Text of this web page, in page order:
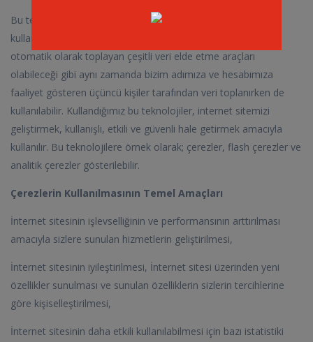
Bu teknolojiler, internet sitemizi her ziyaretinizde erişim ve
kullanımınızı gösteren bilgileri internet sitemiz tarafından
otomatik olarak toplayan çeşitli veri elde etme araçları
olabileceği gibi aynı zamanda bizim adımıza ve hesabımıza
faaliyet gösteren üçüncü kişiler tarafından veri toplanırken de
kullanılabilir. Kullandığımız bu teknolojiler, internet sitemizi
geliştirmek, kullanışlı, etkili ve güvenli hale getirmek amacıyla
kullanılır. Bu teknolojilere örnek olarak; çerezler, flash çerezler ve
analitik çerezler gösterilebilir.
Çerezlerin Kullanılmasının Temel Amaçları
İnternet sitesinin işlevselliğinin ve performansının arttırılması
amacıyla sizlere sunulan hizmetlerin geliştirilmesi,
İnternet sitesinin iyileştirilmesi, İnternet sitesi üzerinden yeni
özellikler sunulması ve sunulan özelliklerin sizlerin tercihlerine
göre kişiselleştirilmesi,
İnternet sitesinin daha etkili kullanılabilmesi için bazı istatistiki